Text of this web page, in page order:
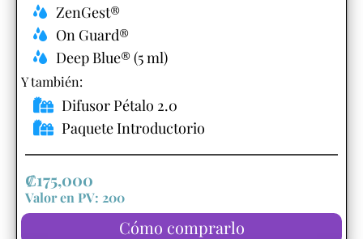
ZenGest®
On Guard®
Deep Blue® (5 ml)
Y también:​
Difusor Pétalo 2.0
Paquete Introductorio
₡175,000
Valor en PV: 200
Cómo comprarlo